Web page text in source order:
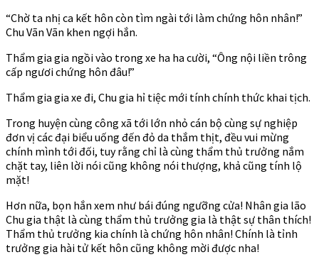
“Chờ ta nhị ca kết hôn còn tìm ngài tới làm chứng hôn nhân!”
Chu Vãn Vãn khen ngợi hắn.
Thẩm gia gia ngồi vào trong xe ha ha cười, “Ông nội liền trông
cấp ngươi chứng hôn đâu!”
Thẩm gia gia xe đi, Chu gia hỉ tiệc mới tính chính thức khai tịch.
Trong huyện cùng công xã tới lớn nhỏ cán bộ cùng sự nghiệp
đơn vị các đại biểu uống đến đỏ da thắm thịt, đều vui mừng
chính mình tới đối, tuy rằng chỉ là cùng thẩm thủ trưởng nắm
chặt tay, liên lời nói cũng không nói thượng, khả cũng tính lộ
mặt!
Hơn nữa, bọn hắn xem như bái đúng ngưỡng cửa! Nhân gia lão
Chu gia thật là cùng thẩm thủ trưởng gia là thật sự thân thích!
Thẩm thủ trưởng kia chính là chứng hôn nhân! Chính là tỉnh
trưởng gia hài tử kết hôn cũng không mời được nha!